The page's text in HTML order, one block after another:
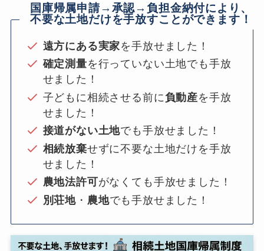
国庫帰属申請→承認→負担金納付により、
不要な土地だけを手放すことができます！
遠方にある実家を手放せました！
確定測量を行っていない土地でも手放
せました！
子どもに相続させる前に負動産を手放
せました！
接道がない土地でも手放せました！
相続放棄せずに不要な土地だけを手放
せました！
農地法許可がなくても手放せました！
別荘地 ・ 農地でも手放せました！